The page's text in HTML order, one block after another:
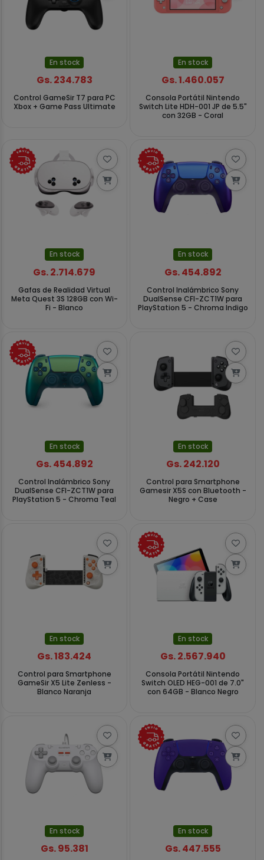
En stock
Gs. 234.783
Control GameSir T7 para PC
Xbox + Game Pass Ultimate
En stock
Gs. 1.460.057
Consola Portátil Nintendo
Switch Lite HDH-001 JP de 5.5"
con 32GB - Coral
En stock
Gs. 2.714.679
Gafas de Realidad Virtual
Meta Quest 3S 128GB con Wi-
Fi - Blanco
En stock
Gs. 454.892
Control Inalámbrico Sony
DualSense CFI-ZCT1W para
PlayStation 5 - Chroma Indigo
En stock
Gs. 454.892
Control Inalámbrico Sony
DualSense CFI-ZCT1W para
PlayStation 5 - Chroma Teal
En stock
Gs. 242.120
Control para Smartphone
Gamesir X5S con Bluetooth -
Negro + Case
En stock
Gs. 183.424
Control para Smartphone
GameSir X5 Lite Zenless -
Blanco Naranja
En stock
Gs. 2.567.940
Consola Portátil Nintendo
Switch OLED HEG-001 de 7.0"
con 64GB - Blanco Negro
En stock
Gs. 95.381
En stock
Gs. 447.555